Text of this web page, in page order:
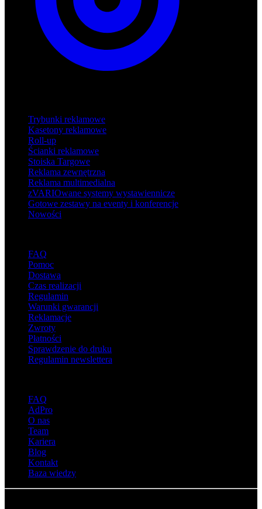
Trybunki reklamowe
Kasetony reklamowe
Roll-up
Ścianki reklamowe
Stoiska Targowe
Reklama zewnętrzna
Reklama multimedialna
zVARIOwane systemy wystawiennicze
Gotowe zestawy na eventy i konferencje
Nowości
FAQ
Pomoc
Dostawa
Czas realizacji
Regulamin
Warunki gwarancji
Reklamacje
Zwroty
Płatności
Sprawdzenie do druku
Regulamin newslettera
FAQ
AdPro
O nas
Team
Kariera
Blog
Kontakt
Baza wiedzy